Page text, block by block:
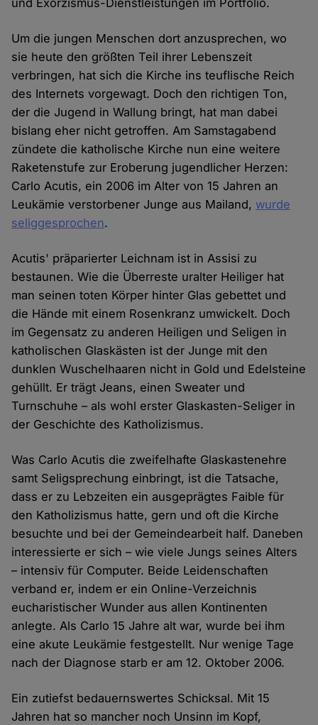
und Exorzismus-Dienstleistungen im Portfolio.
Um die jungen Menschen dort anzusprechen, wo
sie heute den größten Teil ihrer Lebenszeit
verbringen, hat sich die Kirche ins teuflische Reich
des Internets vorgewagt. Doch den richtigen Ton,
der die Jugend in Wallung bringt, hat man dabei
bislang eher nicht getroffen. Am Samstagabend
zündete die katholische Kirche nun eine weitere
Raketenstufe zur Eroberung jugendlicher Herzen:
Carlo Acutis, ein 2006 im Alter von 15 Jahren an
Leukämie verstorbener Junge aus Mailand, wurde
seliggesprochen.
Acutis' präparierter Leichnam ist in Assisi zu
bestaunen. Wie die Überreste uralter Heiliger hat
man seinen toten Körper hinter Glas gebettet und
die Hände mit einem Rosenkranz umwickelt. Doch
im Gegensatz zu anderen Heiligen und Seligen in
katholischen Glaskästen ist der Junge mit den
dunklen Wuschelhaaren nicht in Gold und Edelsteine
gehüllt. Er trägt Jeans, einen Sweater und
Turnschuhe – als wohl erster Glaskasten-Seliger in
der Geschichte des Katholizismus.
Was Carlo Acutis die zweifelhafte Glaskastenehre
samt Seligsprechung einbringt, ist die Tatsache,
dass er zu Lebzeiten ein ausgeprägtes Faible für
den Katholizismus hatte, gern und oft die Kirche
besuchte und bei der Gemeindearbeit half. Daneben
interessierte er sich – wie viele Jungs seines Alters
– intensiv für Computer. Beide Leidenschaften
verband er, indem er ein Online-Verzeichnis
eucharistischer Wunder aus allen Kontinenten
anlegte. Als Carlo 15 Jahre alt war, wurde bei ihm
eine akute Leukämie festgestellt. Nur wenige Tage
nach der Diagnose starb er am 12. Oktober 2006.
Ein zutiefst bedauernswertes Schicksal. Mit 15
Jahren hat so mancher noch Unsinn im Kopf,